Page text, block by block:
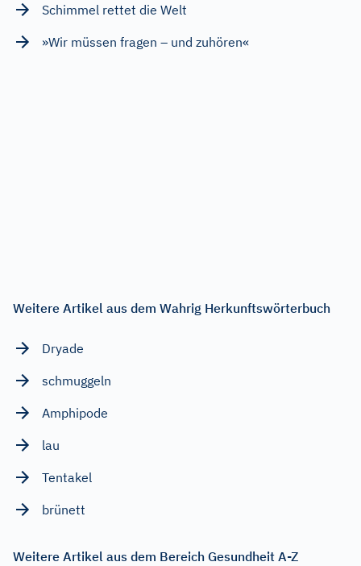
Schimmel rettet die Welt
»Wir müssen fragen – und zuhören«
Weitere Artikel aus dem Wahrig Herkunftswörterbuch
Dryade
schmuggeln
Amphipode
lau
Tentakel
brünett
Weitere Artikel aus dem Bereich Gesundheit A-Z